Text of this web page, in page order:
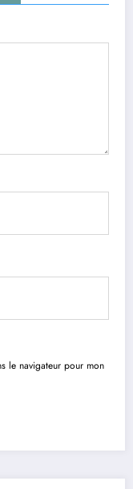
le navigateur pour mon